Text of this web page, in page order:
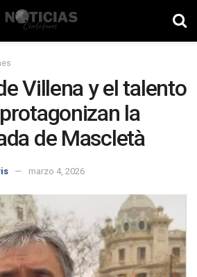
Villena y el talento
la
de Mascletà
marzo 4, 2026